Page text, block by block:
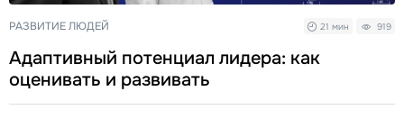
РАЗВИТИЕ ЛЮДЕЙ 21 мин 919
Адаптивный потенциал лидера: как
оценивать и развивать